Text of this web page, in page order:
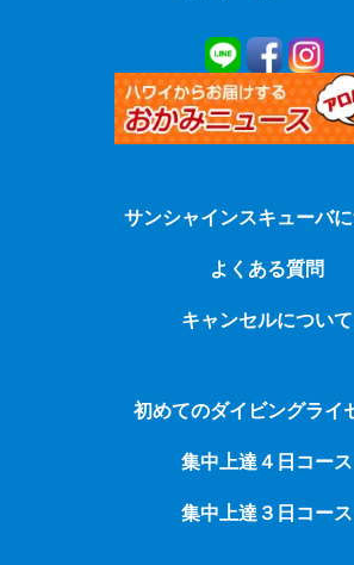
サンシャインスキューバ
よくある質問
キャンセルについて
初めてのダイビングライ
集中上達４日コース
集中上達３日コース